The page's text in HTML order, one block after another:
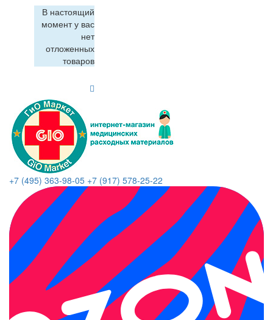
В настоящий
момент у вас
нет
отложенных
товаров
+7 (495) 363-98-05 +7 (917) 578-25-22